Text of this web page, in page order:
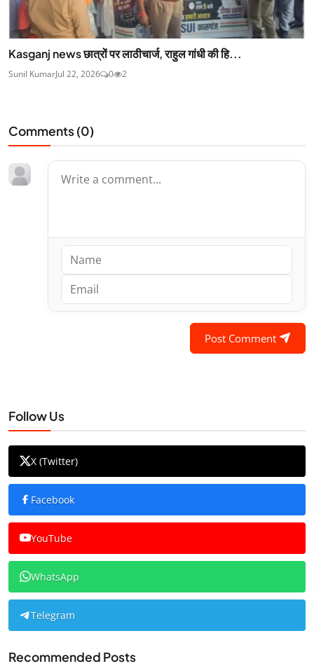
Kasganj news छात्रों पर लाठीचार्ज, राहुल गांधी की हि...
Sunil KumarJul 22, 2026 0 2
Comments (0)
Post Comment
Follow Us
X (Twitter)
Facebook
YouTube
WhatsApp
Telegram
Recommended Posts